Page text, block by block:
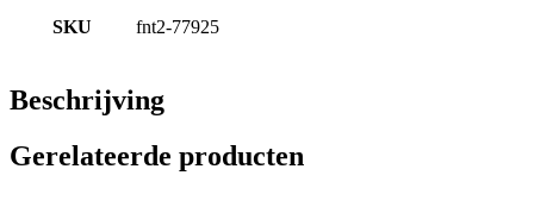
SKU fnt2-77925
Beschrijving
Gerelateerde producten